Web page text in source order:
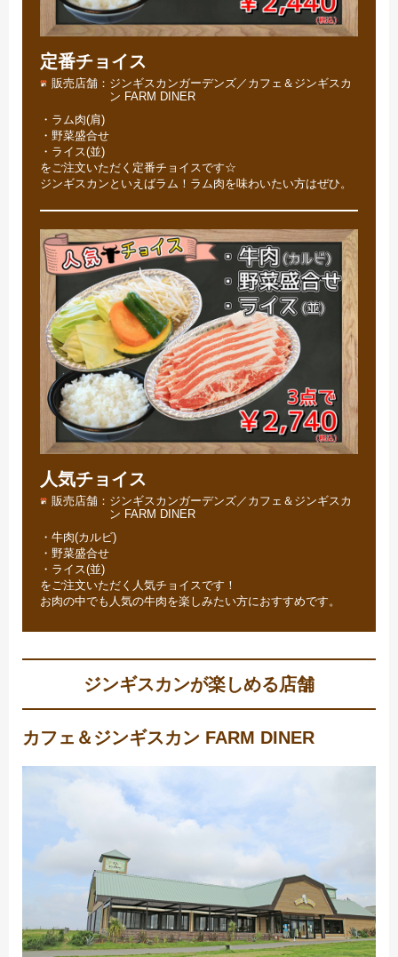
定番チョイス
販売店舗
ジンギスカンガーデンズ／カフェ＆ジンギスカ
ン FARM DINER
・ラム肉(肩)
・野菜盛合せ
・ライス(並)
をご注文いただく定番チョイスです☆
ジンギスカンといえばラム！ラム肉を味わいたい方はぜひ。
人気チョイス
販売店舗
ジンギスカンガーデンズ／カフェ＆ジンギスカ
ン FARM DINER
・牛肉(カルビ)
・野菜盛合せ
・ライス(並)
をご注文いただく人気チョイスです！
お肉の中でも人気の牛肉を楽しみたい方におすすめです。
ジンギスカンが楽しめる店舗
カフェ＆ジンギスカン FARM DINER